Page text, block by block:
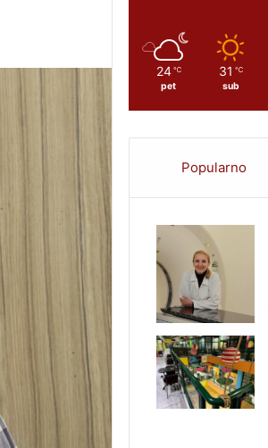
24 ℃
pet
31 ℃
sub
Popularno